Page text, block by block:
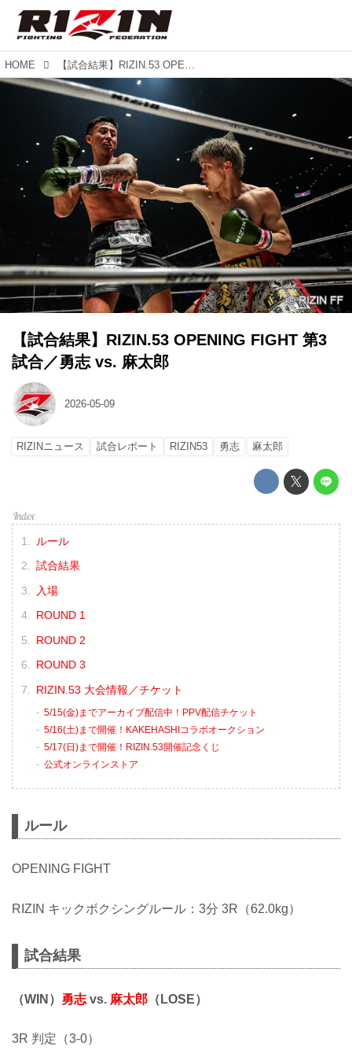
HOME 【試合結果】RIZIN.53 OPENING FIGHT 第3試合／勇志 vs. 麻太郎
【試合結果】RIZIN.53 OPENING FIGHT 第3
試合／勇志 vs. 麻太郎
2026-05-09
RIZINニュース 試合レポート RIZIN53 勇志 麻太郎
ルール
試合結果
入場
ROUND 1
ROUND 2
ROUND 3
RIZIN.53 大会情報／チケット
5/15(金)までアーカイブ配信中！PPV配信チケット
5/16(土)まで開催！KAKEHASHIコラボオークション
5/17(日)まで開催！RIZIN.53開催記念くじ
公式オンラインストア
ルール
OPENING FIGHT
RIZIN キックボクシングルール：3分 3R（62.0kg）
試合結果
（WIN） 勇志 vs. 麻太郎 （LOSE）
3R 判定（3-0）